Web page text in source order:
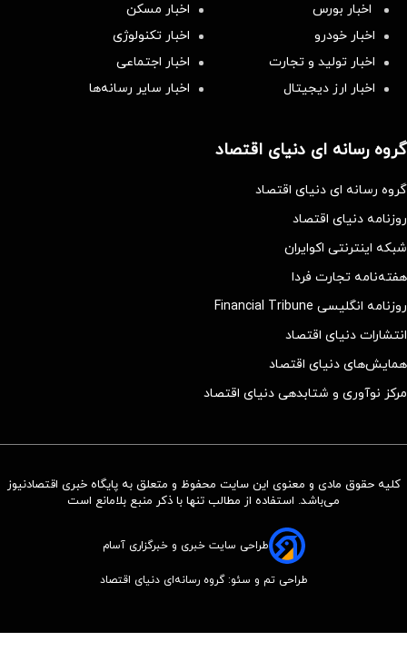
اخبار بورس
اخبار مسکن
اخبار خودرو
اخبار تکنولوژی
اخبار تولید و تجارت
اخبار اجتماعی
اخبار ارز دیجیتال
اخبار سایر رسانه‌‌ها
گروه رسانه ای دنیای اقتصاد
گروه رسانه ای دنیای اقتصاد
روزنامه دنیای اقتصاد
شبکه اینترنتی اکوایران
هفته‌نامه تجارت فردا
روزنامه انگلیسی Financial Tribune
انتشارات دنیای اقتصاد
همایش‌های دنیای اقتصاد
مرکز نوآوری و شتابدهی دنیای اقتصاد
کلیه حقوق مادی و معنوی این سایت محفوظ و متعلق به پایگاه خبری اقتصادنیوز
می‌باشد. استفاده از مطالب تنها با ذکر منبع بلامانع است
طراحی سایت خبری و خبرگزاری آسام
طراحی تم و سئو: گروه رسانه‌ای دنیای اقتصاد